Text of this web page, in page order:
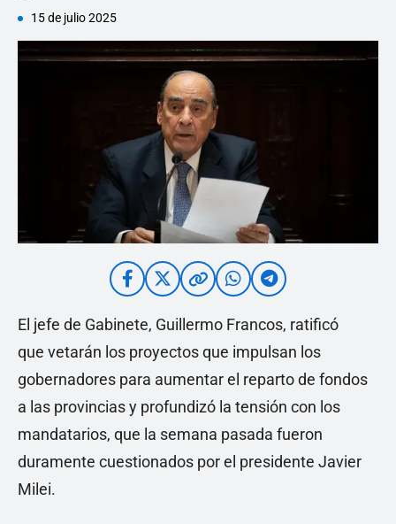
15 de julio 2025
El jefe de Gabinete, Guillermo Francos, ratificó
que vetarán los proyectos que impulsan los
gobernadores para aumentar el reparto de fondos
a las provincias y profundizó la tensión con los
mandatarios, que la semana pasada fueron
duramente cuestionados por el presidente Javier
Milei.